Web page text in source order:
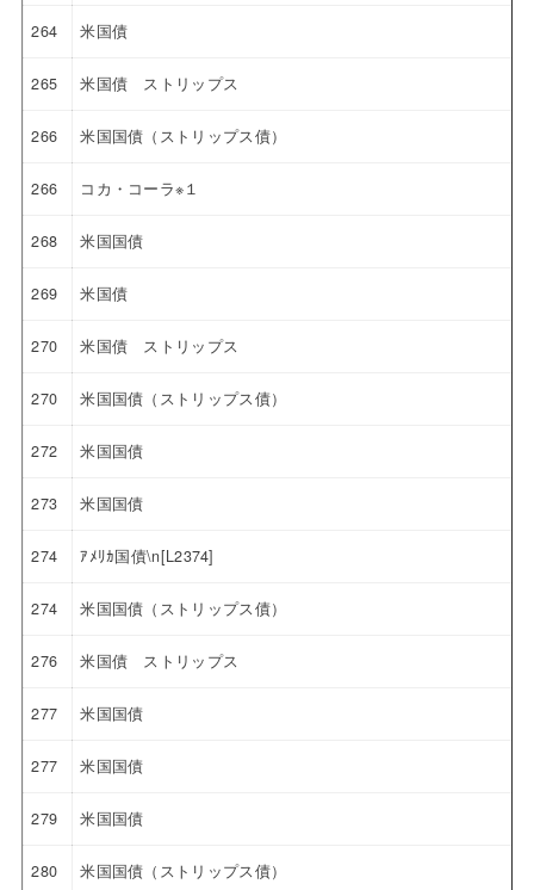
264 米国債
265 米国債 ストリップス
266 米国国債（ストリップス債）
266 コカ・コーラ※１
268 米国国債
269 米国債
270 米国債 ストリップス
270 米国国債（ストリップス債）
272 米国国債
273 米国国債
274 ｱﾒﾘｶ国債\n[L2374]
274 米国国債（ストリップス債）
276 米国債 ストリップス
277 米国国債
277 米国国債
279 米国国債
280 米国国債（ストリップス債）